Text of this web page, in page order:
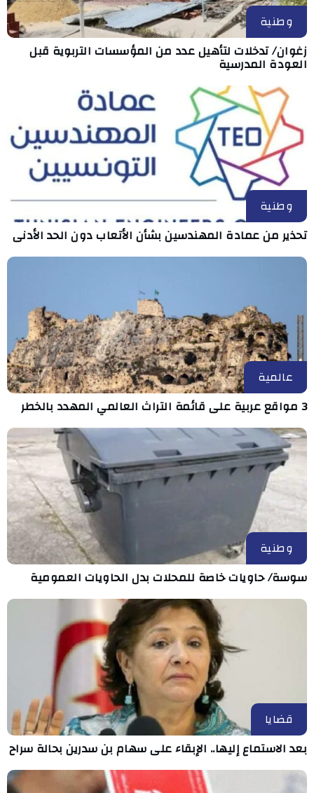
وطنية
زغوان/ تدخلات لتأهيل عدد من المؤسسات التربوية قبل
العودة المدرسية
وطنية
تحذير من عمادة المهندسين بشأن الأتعاب دون الحد الأدنى
عالمية
3 مواقع عربية على قائمة التراث العالمي المهدد بالخطر
وطنية
سوسة/ حاويات خاصة للمحلات بدل الحاويات العمومية
قضايا
بعد الاستماع إليها.. الإبقاء على سهام بن سدرين بحالة سراح